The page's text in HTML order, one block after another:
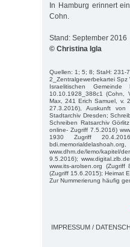
In Hamburg erinnert
Cohn.
Stand: September 2016
© Christina Igla
Quellen: 1; 5; 8; StaH: 231-
2_Zentralgewerbekartei
Israelitischen
10.10.1928_388c1 (Cohn,
Max, 241 Erich Samuel, v.
27.3.2016), Auskunft
Stadtarchiv Dresden;
Schreiben Ratsarchiv
online- Zugriff 7.5.2016)
1930 Zugriff
www.dhm.de/lemo/kapitel/
9.5.2016);
www.its-arolsen.org
(Zugriff 15.6.2015); Heimat
Zur Nummerierung häufig
IMPRESSUM /